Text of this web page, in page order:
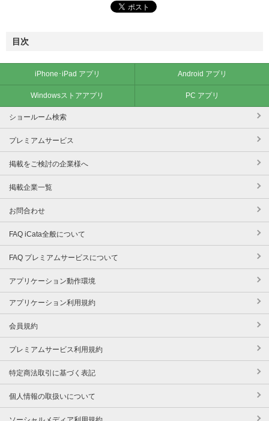
目次
iPhone･iPad アプリ Android アプリ
Windowsストアアプリ PC アプリ
ショールーム検索
プレミアムサービス
掲載をご検討の企業様へ
掲載企業一覧
お問合わせ
FAQ iCata全般について
FAQ プレミアムサービスについて
アプリケーション動作環境
アプリケーション利用規約
会員規約
プレミアムサービス利用規約
特定商法取引に基づく表記
個人情報の取扱いについて